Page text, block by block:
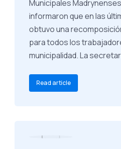
Municipales
informaron que en las
obtuvo una
para todos los
municipalidad. La
Read article